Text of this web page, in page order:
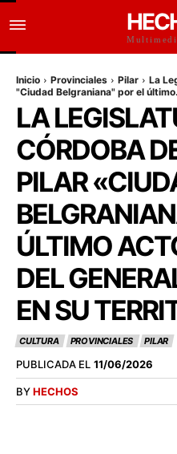
Inicio Provinciales Pilar
La
"Ciudad Belgraniana" por el
LA
CÓRDOBA
PILAR
ÚLTIMO
DEL
EN SU
CULTURA PROVINCIALES PILAR
PUBLICADA EL 11/06/2026
BYHECHOS